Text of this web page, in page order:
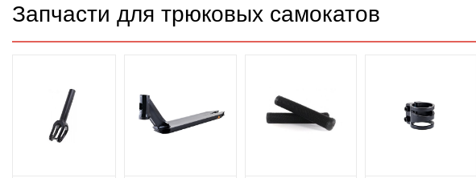
Запчасти для трюковых самокатов